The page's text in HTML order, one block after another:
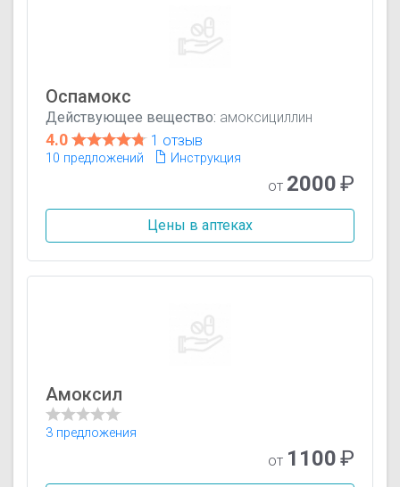
Оспамокс
Действующее вещество: амоксициллин
4.0 1 отзыв
10 предложений Инструкция
от 2000₽
Цены в аптеках
Амоксил
3 предложения
от 1100₽